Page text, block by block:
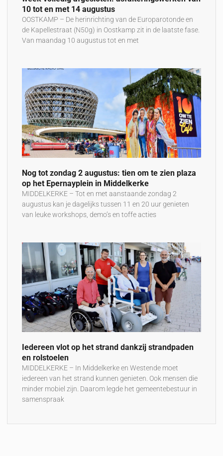
10 tot en met 14 augustus
OOSTKAMP – De herinrichting van de Europarotonde en
de Kapellestraat (N50g) in Oostkamp zit in de laatste fase.
Van maandag 10 augustus tot en met
Nog tot zondag 2 augustus: tien om te zien plaza
op het Epernayplein in Middelkerke
MIDDELKERKE – Tot en met aanstaande zondag 2
augustus kan je dagelijks tussen 11 en 20 uur genieten
van leuke workshops, demo’s en toffe acties
Iedereen vlot op het strand dankzij strandpaden
en rolstoelen
MIDDELKERKE – In Middelkerke en Westende moet
iedereen van het strand kunnen genieten. Ook mensen die
minder mobiel zijn. Daarom legde het gemeentebestuur in
samenspraak